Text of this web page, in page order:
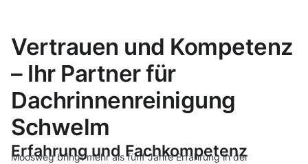
Vertrauen und Kompetenz
– Ihr Partner für
Dachrinnenreinigung
Schwelm
Erfahrung und Fachkompetenz
Moosweg bringt mehr als fünf Jahre Erfahrung in der